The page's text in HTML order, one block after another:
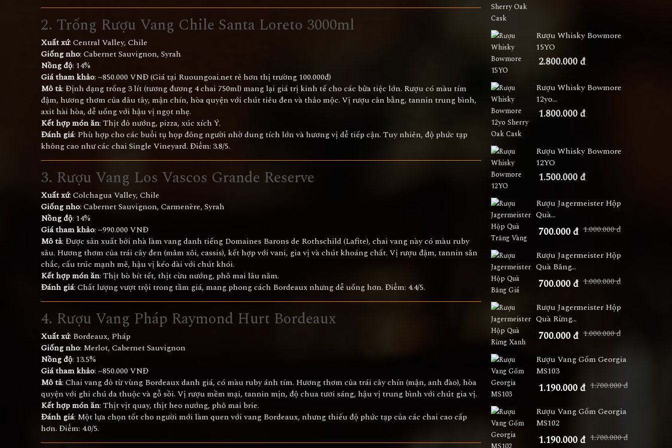
2. Trống Rượu Vang Chile Santa Loreto 3000ml
Xuất xứ: Central Valley, Chile
Giống nho: Cabernet Sauvignon, Syrah
Nồng độ: 14%
Giá tham khảo: ~850.000 VNĐ (Giá tại Ruoungoai.net rẻ hơn thị trường 100.000đ)
Mô tả: Định dạng trống 3 lít (tương đương 4 chai 750ml) mang lại giá trị kinh tế cho các bữa tiệc lớn. Rượu có màu tím
đậm, hương thơm của dâu tây, mận chín, hòa quyện với chút tiêu đen và thảo mộc. Vị rượu cân bằng, tannin trung bình,
axit hài hòa, dễ uống với hậu vị ngọt nhẹ.
Kết hợp món ăn: Thịt đỏ nướng, pizza, xúc xích Ý.
Đánh giá: Phù hợp cho các buổi tụ họp đông người nhờ dung tích lớn và hương vị dễ tiếp cận. Tuy nhiên, độ phức tạp
không cao như các chai Single Vineyard. Điểm: 3.8/5.
3. Rượu Vang Los Vascos Grande Reserve
Xuất xứ: Colchagua Valley, Chile
Giống nho: Cabernet Sauvignon, Carmenère, Syrah
Nồng độ: 14%
Giá tham khảo: ~990.000 VNĐ
Mô tả: Được sản xuất bởi nhà làm vang danh tiếng Domaines Barons de Rothschild (Lafite), chai vang này có màu ruby
sâu. Hương thơm của trái cây đen (mâm xôi, cassis), kết hợp với vani, gia vị và chút khoáng chất. Vị rượu đậm, tannin săn
chắc, cấu trúc mạnh mẽ, hậu vị kéo dài với chút khói.
Kết hợp món ăn: Thịt bò bít tết, thịt cừu nướng, phô mai lâu năm.
Đánh giá: Chất lượng vượt trội trong tầm giá, mang phong cách Bordeaux nhưng dễ uống hơn. Điểm: 4.4/5.
4. Rượu Vang Pháp Raymond Hurt Bordeaux
Xuất xứ: Bordeaux, Pháp
Giống nho: Merlot, Cabernet Sauvignon
Nồng độ: 13.5%
Giá tham khảo: ~850.000 VNĐ
Mô tả: Chai vang đỏ từ vùng Bordeaux danh giá, có màu ruby ánh tím. Hương thơm của trái cây chín (mận, anh đào), hòa
quyện với ghi chú da thuộc và gỗ sồi. Vị rượu mềm mại, tannin mịn, độ chua tươi sáng, hậu vị trung bình với chút gia vị.
Kết hợp món ăn: Thịt vịt quay, thịt heo nướng, phô mai brie.
Đánh giá: Một lựa chọn tốt cho người mới làm quen với vang Bordeaux, nhưng thiếu độ phức tạp của các chai cao cấp
hơn. Điểm: 4.0/5.
Rượu Whisky Bowmore
15YO
2.800.000 đ
Rượu Whisky Bowmore
12yo...
1.800.000 đ
Rượu Whisky Bowmore
12YO
1.500.000 đ
Rượu Jagermeister Hộp
Quà...
700.000 đ 1.000.000 đ
Rượu Jagermeister Hộp
Quà Băng...
700.000 đ 1.000.000 đ
Rượu Jagermeister Hộp
Quà Rừng...
700.000 đ 1.000.000 đ
Rượu Vang Gốm Georgia
MS103
1.190.000 đ 1.700.000 đ
Rượu Vang Gốm Georgia
MS102
1.190.000 đ 1.700.000 đ